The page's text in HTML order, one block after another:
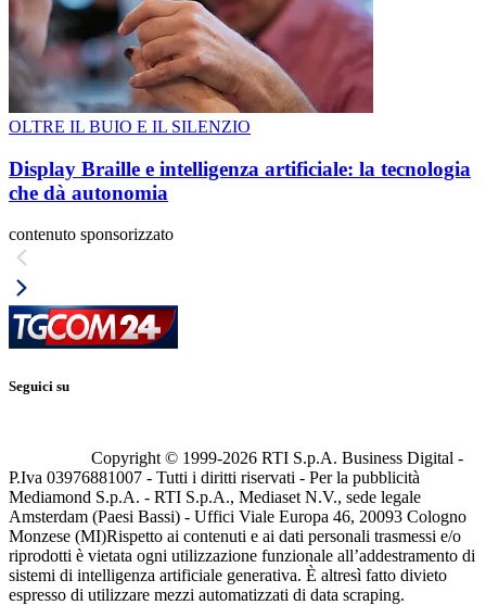
OLTRE IL BUIO E IL SILENZIO
Display Braille e intelligenza artificiale: la tecnologia
che dà autonomia
contenuto sponsorizzato
Seguici su
Copyright © 1999-2026 RTI S.p.A. Business Digital -
P.Iva 03976881007 - Tutti i diritti riservati - Per la pubblicità
Mediamond S.p.A. - RTI S.p.A., Mediaset N.V., sede legale
Amsterdam (Paesi Bassi) - Uffici Viale Europa 46, 20093 Cologno
Monzese (MI)Rispetto ai contenuti e ai dati personali trasmessi e/o
riprodotti è vietata ogni utilizzazione funzionale all’addestramento di
sistemi di intelligenza artificiale generativa. È altresì fatto divieto
espresso di utilizzare mezzi automatizzati di data scraping.